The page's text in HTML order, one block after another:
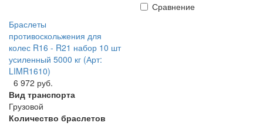
Сравнение
Браслеты
противоскольжения для
колес R16 - R21 набор 10 шт
усиленный 5000 кг (Арт:
LIMR1610)
6 972 руб.
Вид транспорта
Грузовой
Количество браслетов